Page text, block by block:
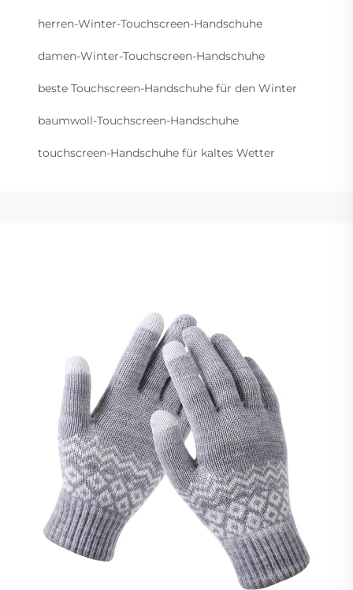
herren-Winter-Touchscreen-Handschuhe
damen-Winter-Touchscreen-Handschuhe
beste Touchscreen-Handschuhe für den Winter
baumwoll-Touchscreen-Handschuhe
touchscreen-Handschuhe für kaltes Wetter